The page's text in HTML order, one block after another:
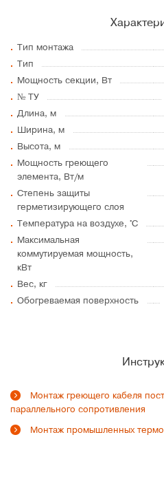
Тип монтажа
Тип
Мощность секции, Вт
№ ТУ
Длина, м
Ширина, м
Высота, м
Мощность греющего
элемента, Вт/м
Степень защиты
герметизирующего слоя
Температура на воздухе, °C
Максимальная
коммутируемая мощность,
кВт
Вес, кг
Обогреваемая поверхность
Монтаж греющего кабеля
параллельного сопротивления
Монтаж промышленных